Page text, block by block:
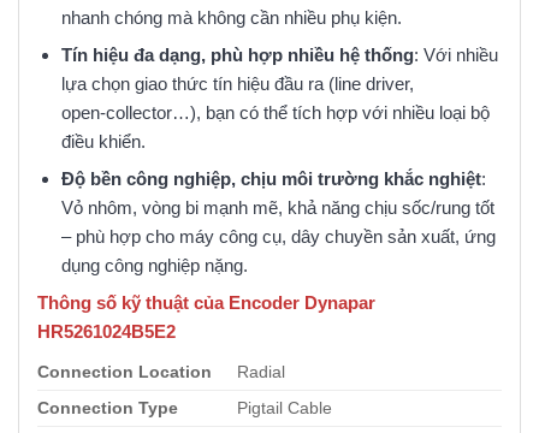
nhanh chóng mà không cần nhiều phụ kiện.
Tín hiệu đa dạng, phù hợp nhiều hệ thống: Với nhiều
lựa chọn giao thức tín hiệu đầu ra (line driver,
open‑collector…), bạn có thể tích hợp với nhiều loại bộ
điều khiển.
Độ bền công nghiệp, chịu môi trường khắc nghiệt:
Vỏ nhôm, vòng bi mạnh mẽ, khả năng chịu sốc/rung tốt
– phù hợp cho máy công cụ, dây chuyền sản xuất, ứng
dụng công nghiệp nặng.
Thông số kỹ thuật của Encoder Dynapar
HR5261024B5E2
Connection Location
Radial
Connection Type
Pigtail Cable